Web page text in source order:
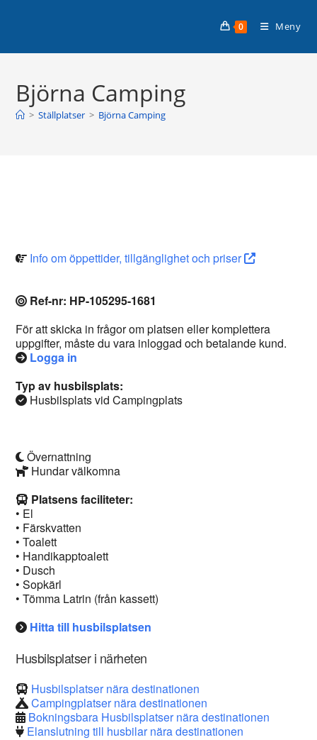
0 Meny
Björna Camping
> Ställplatser > Björna Camping
Info om öppettider, tillgänglighet och priser
Ref-nr: HP-105295-1681
För att skicka in frågor om platsen eller komplettera
uppgifter, måste du vara inloggad och betalande kund.
Logga in
Typ av husbilsplats:
Husbilsplats vid Campingplats
Övernattning
Hundar välkomna
Platsens faciliteter:
• El
• Färskvatten
• Toalett
• Handikapptoalett
• Dusch
• Sopkärl
• Tömma Latrin (från kassett)
Hitta till husbilsplatsen
Husbilsplatser i närheten
Husbilsplatser nära destinationen
Campingplatser nära destinationen
Bokningsbara Husbilsplatser nära destinationen
Elanslutning till husbilar nära destinationen